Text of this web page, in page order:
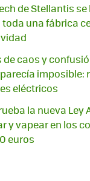
de Stellantis
una fábrica
de caos y
imposible:
eléctricos
la nueva Ley
y vapear en los
euros